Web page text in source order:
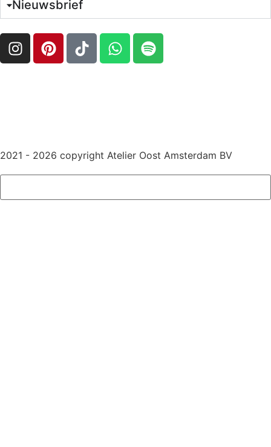
Nieuwsbrief
2021 - 2026 copyright Atelier Oost Amsterdam BV